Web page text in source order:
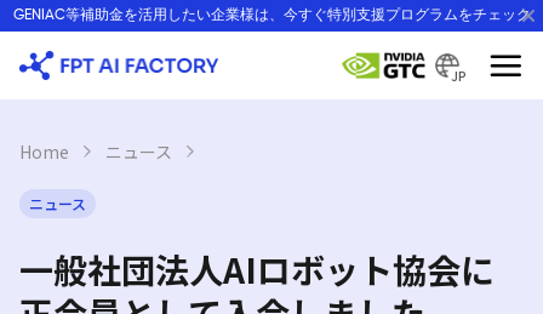
Skip
content
GENIAC等補助金を活用したい企業様は、今すぐ特別支援プログラムをチェック
JP
Home › ニュース ›
ニュース
一般社団法人AIロボット協会に